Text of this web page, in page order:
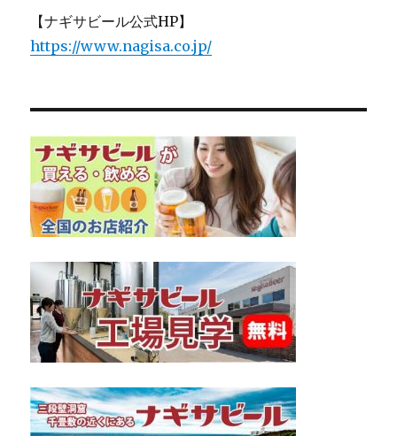
【ナギサビール公式HP】
https://www.nagisa.co.jp/